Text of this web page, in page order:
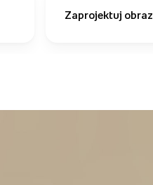
Zaprojektuj obraz